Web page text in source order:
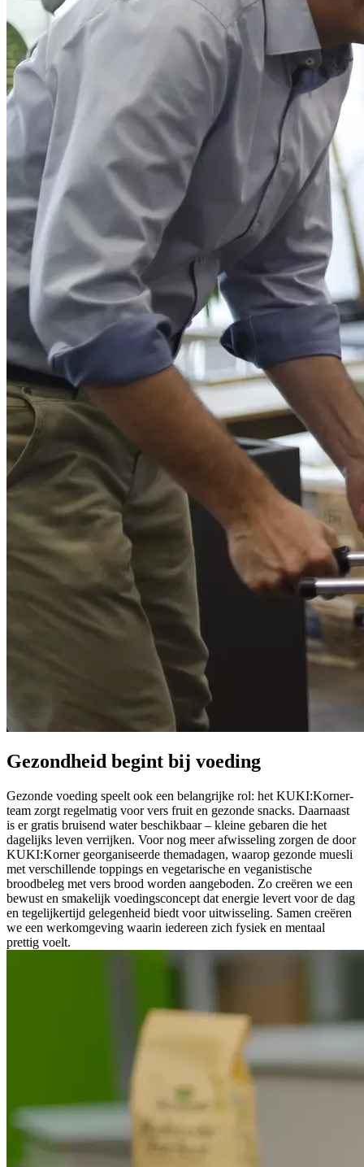
Gezondheid begint bij voeding
Gezonde voeding speelt ook een belangrijke rol: het KUKI:Korner-
team zorgt regelmatig voor vers fruit en gezonde snacks. Daarnaast
is er gratis bruisend water beschikbaar – kleine gebaren die het
dagelijks leven verrijken. Voor nog meer afwisseling zorgen de door
KUKI:Korner georganiseerde themadagen, waarop gezonde muesli
met verschillende toppings en vegetarische en veganistische
broodbeleg met vers brood worden aangeboden. Zo creëren we een
bewust en smakelijk voedingsconcept dat energie levert voor de dag
en tegelijkertijd gelegenheid biedt voor uitwisseling. Samen creëren
we een werkomgeving waarin iedereen zich fysiek en mentaal
prettig voelt.